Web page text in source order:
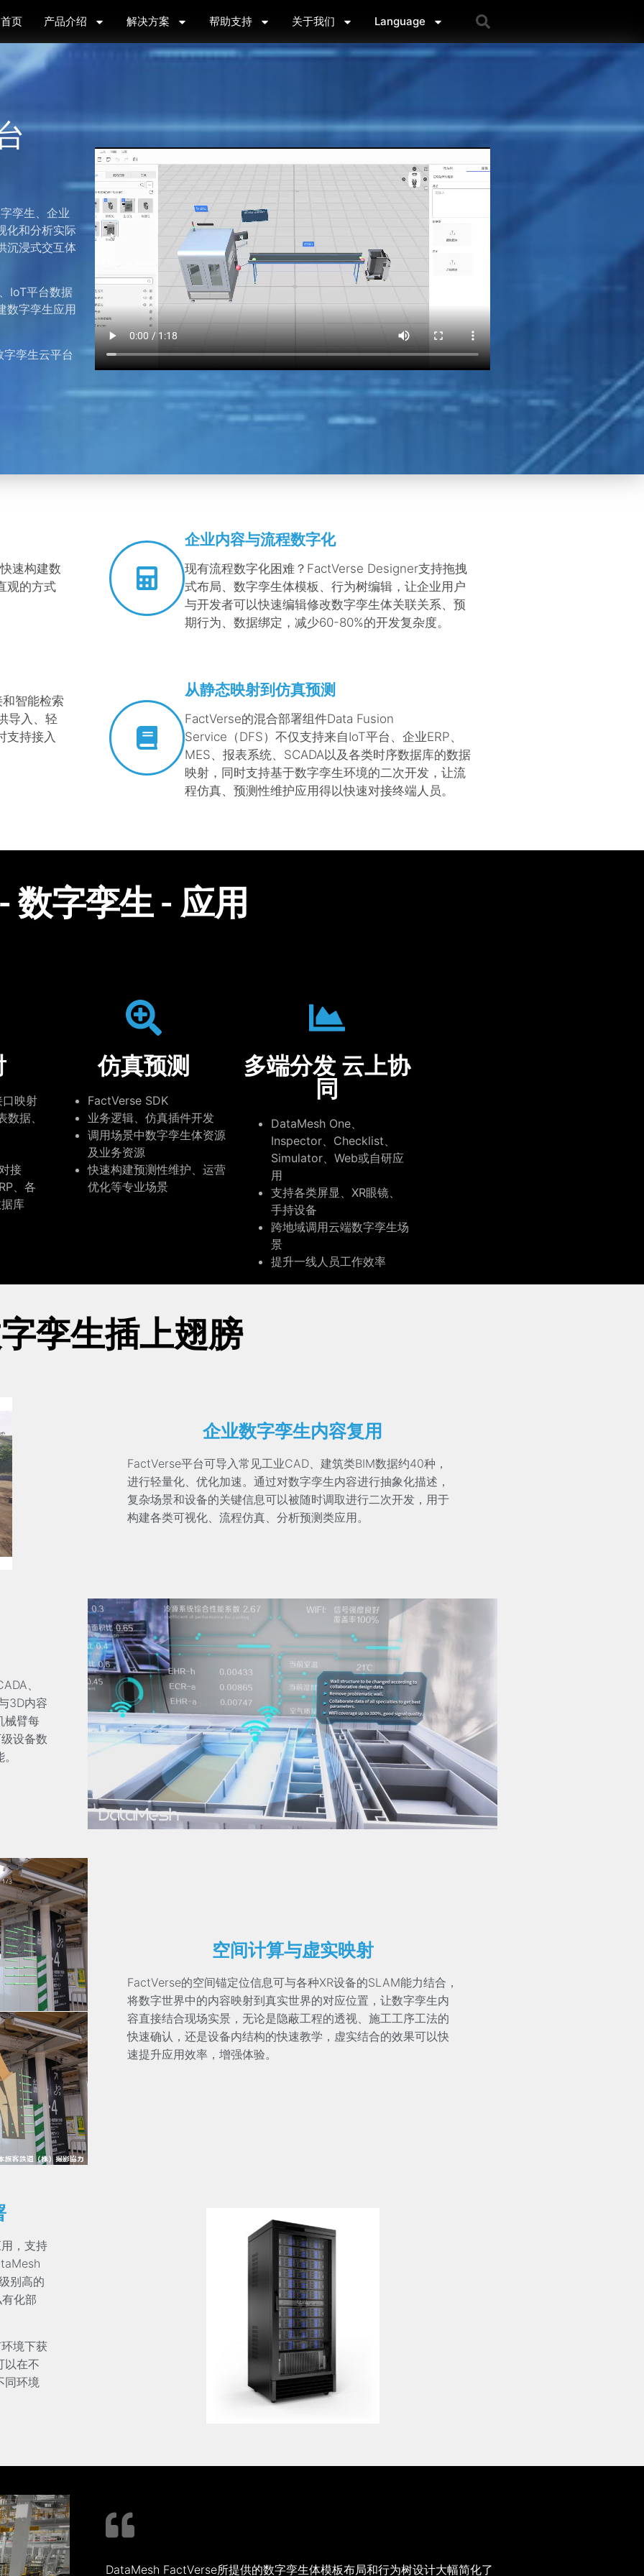
首页 产品介绍 解决方案 帮助支持 关于我们 Language
孪生、企业
化和分析实际
沉浸式交互体
IoT平台数据
数字孪生应用
孪生云平台
快速构建数
观的方式
智能检索
导入、轻
支持接入
企业内容与流程数字化
现有流程数字化困难？FactVerse Designer支持拖拽
式布局、数字孪生体模板、行为树编辑，让企业用户
与开发者可以快速编辑修改数字孪生体关联关系、预
期行为、数据绑定，减少60-80%的开发复杂度。
从静态映射到仿真预测
FactVerse的混合部署组件Data Fusion
Service（DFS）不仅支持来自IoT平台、企业ERP、
MES、报表系统、SCADA以及各类时序数据库的数据
映射，同时支持基于数字孪生环境的二次开发，让流
程仿真、预测性维护应用得以快速对接终端人员。
数字孪生 - 应用
映射
据、
接
、各
库
仿真预测
FactVerse SDK
业务逻辑、仿真插件开发
调用场景中数字孪生体资源
及业务资源
快速构建预测性维护、运营
优化等专业场景
多端分发 云上协
同
DataMesh One、
Inspector、Checklist、
Simulator、Web或自研应
用
支持各类屏显、XR眼镜、
手持设备
跨地域调用云端数字孪生场
景
提升一线人员工作效率
孪生插上翅膀
企业数字孪生内容复用
FactVerse平台可导入常见工业CAD、建筑类BIM数据约40种，
进行轻量化、 优化加速。通过对数字孪生内容进行抽象化描述，
复杂场景和设备的关键信息可以被随时调取进行二次开发，用于
构建各类可视化、流程仿真、分析预测类应用。
、
3D内容
械臂每
设备数
空间计算与虚实映射
FactVerse的空间锚定位信息可与各种XR设备的SLAM能力结合，
将数字世界中的内容映射到真实世界的对应位置，让数字孪生内
容直接结合现场实景，无论是隐蔽工程的透视、施工工序工法的
快速确认，还是设备内结构的快速教学，虚实结合的效果可以快
速提升应用效率，增强体验。
，支持
别高的
化部
境下获
以在不
同环境
DataMesh FactVerse所提供的数字孪生体模板布局和行为树设计大幅简化了